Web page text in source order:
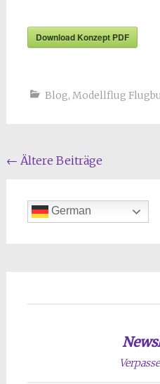
Download Konzept PDF
Blog, Modellflug
Beitragsnavigation
← Ältere Beiträge
German